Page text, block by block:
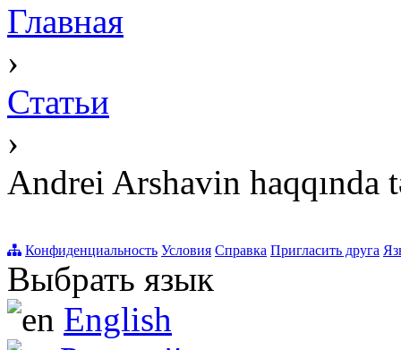
Главная
›
Статьи
›
Andrei Arshavin haqqında
Конфиденциальность Условия Справка Пригласить друга
Выбрать язык
English